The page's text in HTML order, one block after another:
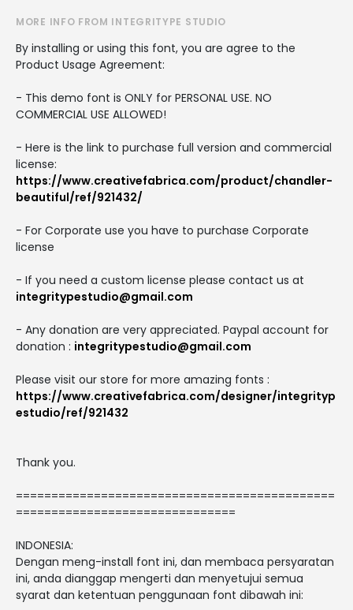
MORE INFO FROM INTEGRITYPE STUDIO
By installing or using this font, you are agree to the
Product Usage Agreement:
- This demo font is ONLY for PERSONAL USE. NO
COMMERCIAL USE ALLOWED!
- Here is the link to purchase full version and commercial
license:
https://www.creativefabrica.com/product/chandler-
beautiful/ref/921432/
- For Corporate use you have to purchase Corporate
license
- If you need a custom license please contact us at
integritypestudio@gmail.com
- Any donation are very appreciated. Paypal account for
donation : integritypestudio@gmail.com
Please visit our store for more amazing fonts :
https://www.creativefabrica.com/designer/integrityp
estudio/ref/921432
Thank you.
=============================================
===============================
INDONESIA:
Dengan meng-install font ini, dan membaca persyaratan
ini, anda dianggap mengerti dan menyetujui semua
syarat dan ketentuan penggunaan font dibawah ini: